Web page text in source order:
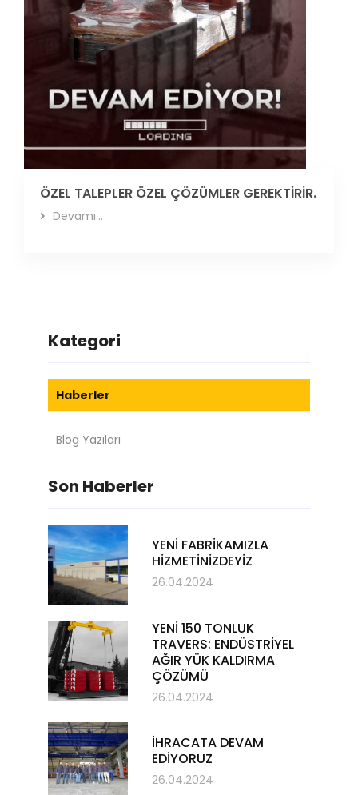
ÖZEL TALEPLER ÖZEL ÇÖZÜMLER GEREKTİRİR.
Devamı...
Kategori
Haberler
Blog Yazıları
Son Haberler
YENİ FABRİKAMIZLA
HİZMETİNİZDEYİZ
26.04.2024
YENİ 150 TONLUK
TRAVERS: ENDÜSTRİYEL
AĞIR YÜK KALDIRMA
ÇÖZÜMÜ
26.04.2024
İHRACATA DEVAM
EDİYORUZ
26.04.2024